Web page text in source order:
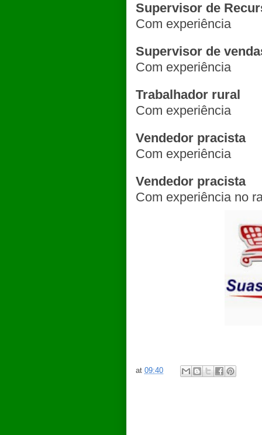
Supervisor de
Com experiência
Supervisor de
Com experiência
Trabalhador rural
Com experiência
Vendedor pracista
Com experiência
Vendedor pracista
Com experiência no
at 09:40